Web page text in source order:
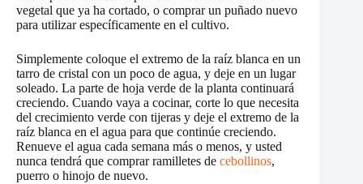
vegetal que ya ha cortado, o comprar un puñado nuevo
para utilizar específicamente en el cultivo.
Simplemente coloque el extremo de la raíz blanca en un
tarro de cristal con un poco de agua, y deje en un lugar
soleado. La parte de hoja verde de la planta continuará
creciendo. Cuando vaya a cocinar, corte lo que necesita
del crecimiento verde con tijeras y deje el extremo de la
raíz blanca en el agua para que continúe creciendo.
Renueve el agua cada semana más o menos, y usted
nunca tendrá que comprar ramilletes de cebollinos,
puerro o hinojo de nuevo.